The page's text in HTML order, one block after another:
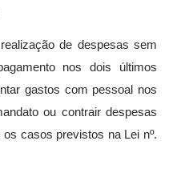
de despesas sem
nos dois últimos
gastos com pessoal nos
ou contrair despesas
casos previstos na Lei nº.